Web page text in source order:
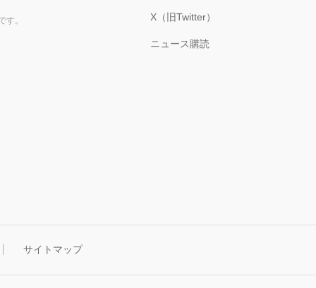
す。
X（旧Twitter）
ニュース購読
サイトマップ